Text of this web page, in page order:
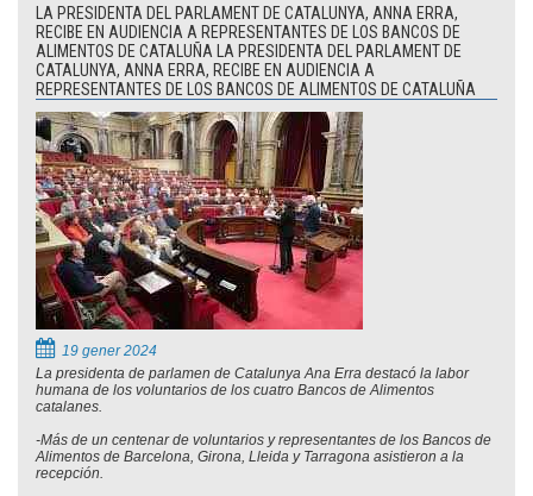
LA PRESIDENTA DEL PARLAMENT DE CATALUNYA, ANNA ERRA,
RECIBE EN AUDIENCIA A REPRESENTANTES DE LOS BANCOS DE
ALIMENTOS DE CATALUÑA LA PRESIDENTA DEL PARLAMENT DE
CATALUNYA, ANNA ERRA, RECIBE EN AUDIENCIA A
REPRESENTANTES DE LOS BANCOS DE ALIMENTOS DE CATALUÑA
19 gener 2024
La presidenta de parlamen de Catalunya Ana Erra destacó la labor
humana de los voluntarios de los cuatro Bancos de Alimentos
catalanes.
-Más de un centenar de voluntarios y representantes de los Bancos de
Alimentos de Barcelona, Girona, Lleida y Tarragona asistieron a la
recepción.